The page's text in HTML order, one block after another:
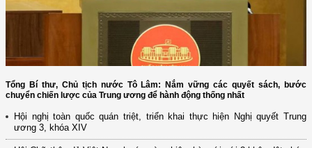
Tổng Bí thư, Chủ tịch nước Tô Lâm: Nắm vững các quyết sách, bước
chuyển chiến lược của Trung ương để hành động thống nhất
Hội nghị toàn quốc quán triệt, triển khai thực hiện Nghị quyết Trung
ương 3, khóa XIV